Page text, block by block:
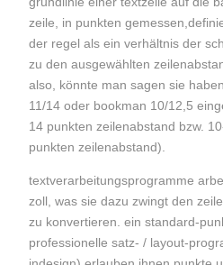
zeile, in punkten
der regel als ein verhältnis der
zu den ausgewählten
also, könnte man sagen sie
11/14 oder bookman 10/12,5
14 punkten zeilenabstand bzw.
punkten zeilenabstand).
textverarbeitungsprogramme
zoll, was sie dazu zwingt den
zu konvertieren. ein standard-
professionelle satz- / layout-